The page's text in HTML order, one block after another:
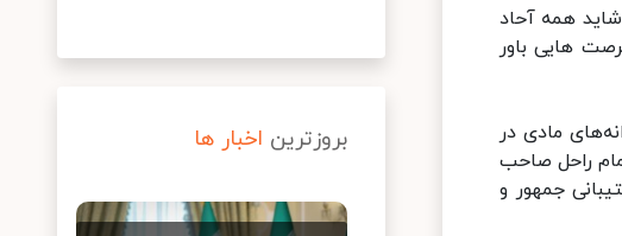
شاید همه آحاد
هایی باور
مادی در
راحل صاحب
جمهور و
بروزترین اخبار ها